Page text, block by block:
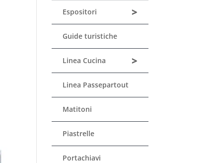
>
Espositori
Guide turistiche
>
Linea Cucina
Linea Passepartout
Matitoni
Piastrelle
Portachiavi